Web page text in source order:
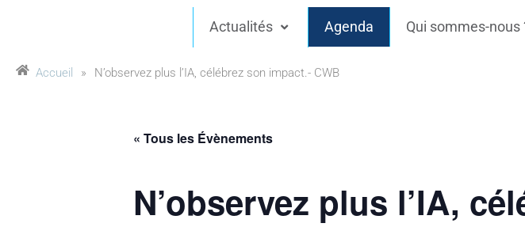
Actualités Agenda Qui sommes-nous
Accueil » N’observez plus l’IA, célébrez son impact.- CWB
« Tous les Évènements
N’observez plus l’IA,